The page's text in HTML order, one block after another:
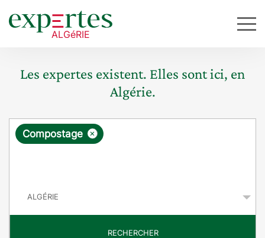
Les expertes existent. Elles sont ici, en
Algérie.
R
ê
×
Compostage
RECHERCHER